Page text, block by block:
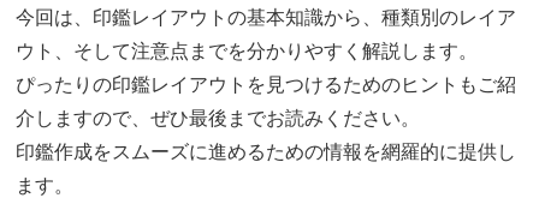
今回は、印鑑レイアウトの基本知識から、種類別のレイア
ウト、そして注意点までを分かりやすく解説します。
ぴったりの印鑑レイアウトを見つけるためのヒントもご紹
介しますので、ぜひ最後までお読みください。
印鑑作成をスムーズに進めるための情報を網羅的に提供し
ます。